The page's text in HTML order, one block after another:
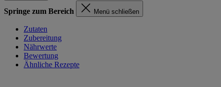
Springe zum Bereich Menü schließen
Zutaten
Zubereitung
Nährwerte
Bewertung
Ähnliche Rezepte